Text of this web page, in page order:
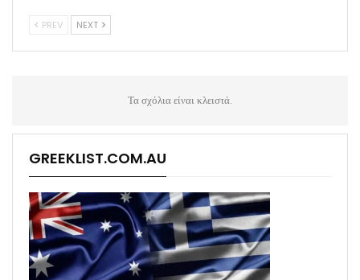
PREV NEXT
Τα σχόλια είναι κλειστά.
GREEKLIST.COM.AU